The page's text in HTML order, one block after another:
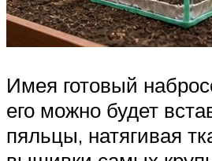
Имея готовый
его можно будет
пяльцы, натягивая